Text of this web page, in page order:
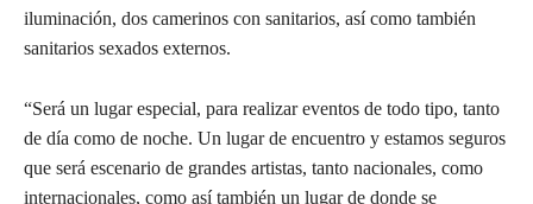
iluminación, dos camerinos con sanitarios, así como también
sanitarios sexados externos.
“Será un lugar especial, para realizar eventos de todo tipo, tanto
de día como de noche. Un lugar de encuentro y estamos seguros
que será escenario de grandes artistas, tanto nacionales, como
internacionales, como así también un lugar de donde se